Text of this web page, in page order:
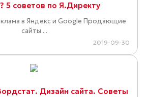
5 советов по Я.Директу
в Яндекс и Google Продающие
сайты ...
2019-09-30
Дизайн сайта. Советы